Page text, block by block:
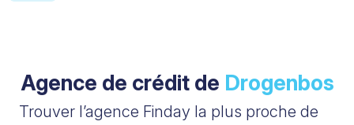
Agence de crédit de Drogenbos
Trouver l’agence Finday la plus proche de